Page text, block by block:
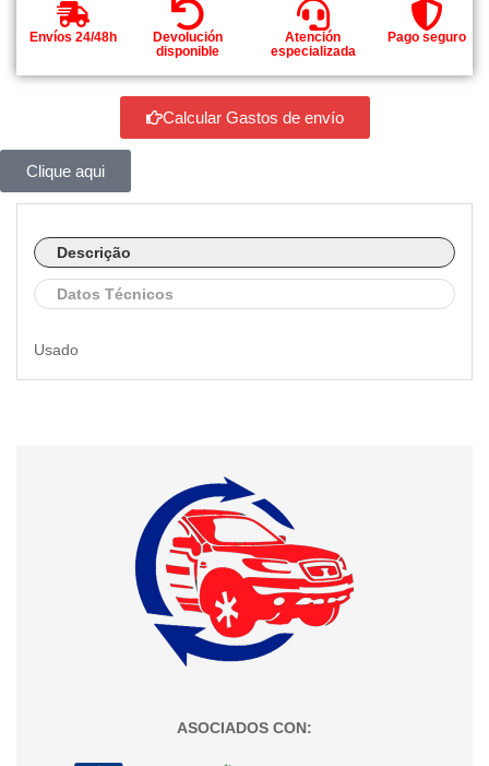
Envíos 24/48h
Devolución
disponible
Atención
especializada
Pago seguro
Calcular Gastos de envío
Clique aqui
Descrição
Datos Técnicos
Usado
ASOCIADOS CON: